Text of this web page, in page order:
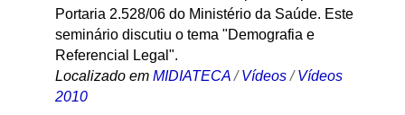
Portaria 2.528/06 do Ministério da Saúde. Este
seminário discutiu o tema "Demografia e
Referencial Legal".
Localizado em MIDIATECA /Vídeos /Vídeos
2010